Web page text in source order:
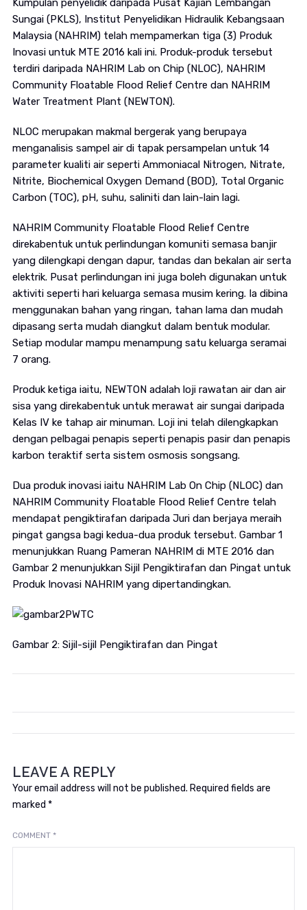
Kumpulan penyelidik daripada Pusat Kajian Lembangan
Sungai (PKLS), Institut Penyelidikan Hidraulik Kebangsaan
Malaysia (NAHRIM) telah mempamerkan tiga (3) Produk
Inovasi untuk MTE 2016 kali ini. Produk-produk tersebut
terdiri daripada NAHRIM Lab on Chip (NLOC), NAHRIM
Community Floatable Flood Relief Centre dan NAHRIM
Water Treatment Plant (NEWTON).
NLOC merupakan makmal bergerak yang berupaya
menganalisis sampel air di tapak persampelan untuk 14
parameter kualiti air seperti Ammoniacal Nitrogen, Nitrate,
Nitrite, Biochemical Oxygen Demand (BOD), Total Organic
Carbon (TOC), pH, suhu, saliniti dan lain-lain lagi.
NAHRIM Community Floatable Flood Relief Centre
direkabentuk untuk perlindungan komuniti semasa banjir
yang dilengkapi dengan dapur, tandas dan bekalan air serta
elektrik. Pusat perlindungan ini juga boleh digunakan untuk
aktiviti seperti hari keluarga semasa musim kering. Ia dibina
menggunakan bahan yang ringan, tahan lama dan mudah
dipasang serta mudah diangkut dalam bentuk modular.
Setiap modular mampu menampung satu keluarga seramai
7 orang.
Produk ketiga iaitu, NEWTON adalah loji rawatan air dan air
sisa yang direkabentuk untuk merawat air sungai daripada
Kelas IV ke tahap air minuman. Loji ini telah dilengkapkan
dengan pelbagai penapis seperti penapis pasir dan penapis
karbon teraktif serta sistem osmosis songsang.
Dua produk inovasi iaitu NAHRIM Lab On Chip (NLOC) dan
NAHRIM Community Floatable Flood Relief Centre telah
mendapat pengiktirafan daripada Juri dan berjaya meraih
pingat gangsa bagi kedua-dua produk tersebut. Gambar 1
menunjukkan Ruang Pameran NAHRIM di MTE 2016 dan
Gambar 2 menunjukkan Sijil Pengiktirafan dan Pingat untuk
Produk Inovasi NAHRIM yang dipertandingkan.
Gambar 2: Sijil-sijil Pengiktirafan dan Pingat
LEAVE A REPLY
Your email address will not be published. Required fields are
marked *
COMMENT *